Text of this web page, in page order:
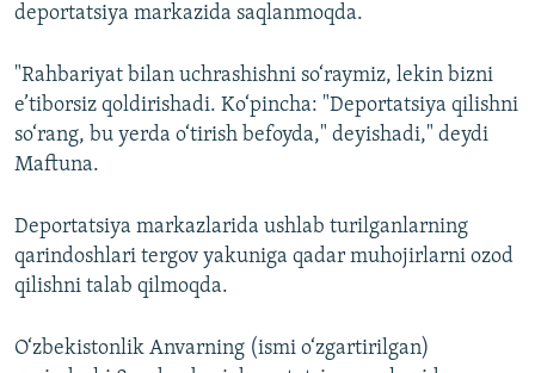
deportatsiya markazida saqlanmoqda.
"Rahbariyat bilan uchrashishni so‘raymiz, lekin bizni
e’tiborsiz qoldirishadi. Ko‘pincha: "Deportatsiya qilishni
so‘rang, bu yerda o‘tirish befoyda," deyishadi," deydi
Maftuna.
Deportatsiya markazlarida ushlab turilganlarning
qarindoshlari tergov yakuniga qadar muhojirlarni ozod
qilishni talab qilmoqda.
O‘zbekistonlik Anvarning (ismi o‘zgartirilgan)